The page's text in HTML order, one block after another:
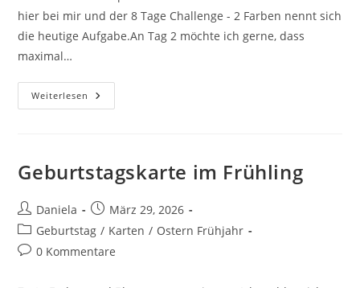
hier bei mir und der 8 Tage Challenge - 2 Farben nennt sich
die heutige Aufgabe.An Tag 2 möchte ich gerne, dass
maximal…
Weiterlesen
Geburtstagskarte im Frühling
Daniela
März 29, 2026
Geburtstag / Karten / Ostern Frühjahr
0 Kommentare